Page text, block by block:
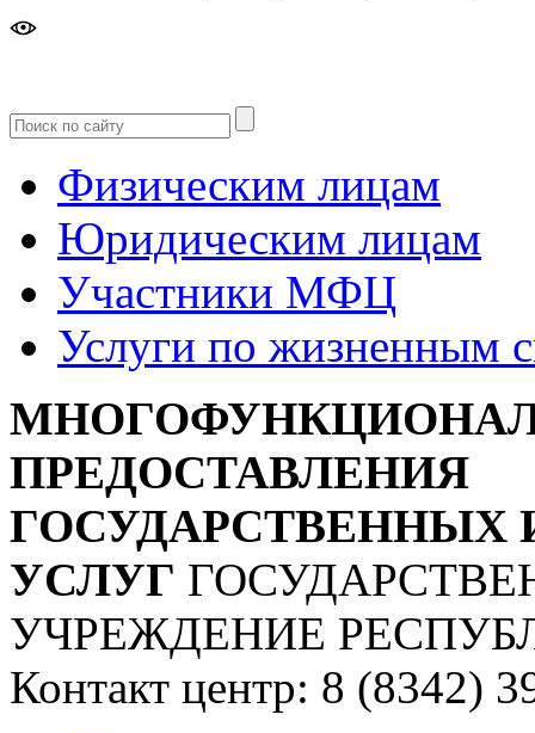
Физическим лицам
Юридическим лицам
Участники МФЦ
Услуги по жизненным
ПРЕДОСТАВЛЕНИЯ
УСЛУГ
УЧРЕЖДЕНИЕ
Контакт центр: 8 (8342)